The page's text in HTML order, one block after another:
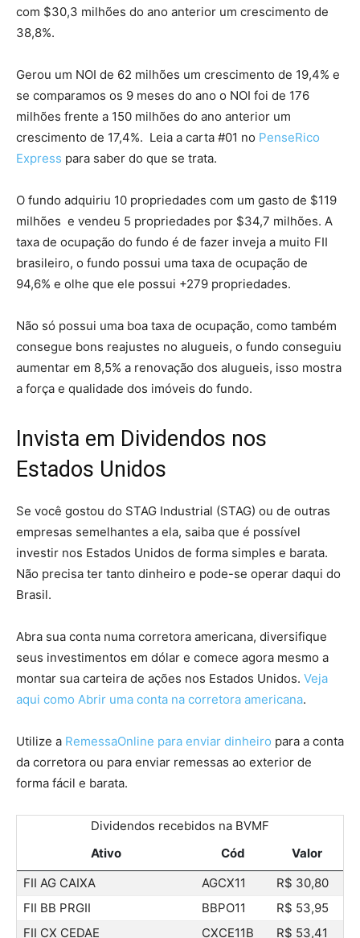
com $30,3 milhões do ano anterior um crescimento de
38,8%.
Gerou um NOI de 62 milhões um crescimento de 19,4% e
se comparamos os 9 meses do ano o NOI foi de 176
milhões frente a 150 milhões do ano anterior um
crescimento de 17,4%. Leia a carta #01 no PenseRico
Express para saber do que se trata.
O fundo adquiriu 10 propriedades com um gasto de $119
milhões e vendeu 5 propriedades por $34,7 milhões. A
taxa de ocupação do fundo é de fazer inveja a muito FII
brasileiro, o fundo possui uma taxa de ocupação de
94,6% e olhe que ele possui +279 propriedades.
Não só possui uma boa taxa de ocupação, como também
consegue bons reajustes no alugueis, o fundo conseguiu
aumentar em 8,5% a renovação dos alugueis, isso mostra
a força e qualidade dos imóveis do fundo.
Invista em Dividendos nos
Estados Unidos
Se você gostou do STAG Industrial (STAG) ou de outras
empresas semelhantes a ela, saiba que é possível
investir nos Estados Unidos de forma simples e barata.
Não precisa ter tanto dinheiro e pode-se operar daqui do
Brasil.
Abra sua conta numa corretora americana, diversifique
seus investimentos em dólar e comece agora mesmo a
montar sua carteira de ações nos Estados Unidos. Veja
aqui como Abrir uma conta na corretora americana.
Utilize a RemessaOnline para enviar dinheiro para a conta
da corretora ou para enviar remessas ao exterior de
forma fácil e barata.
Dividendos recebidos na BVMF
Ativo
Cód
Valor
FII AG CAIXA
AGCX11
R$ 30,80
FII BB PRGII
BBPO11
R$ 53,95
FII CX CEDAE
CXCE11B R$ 53,41